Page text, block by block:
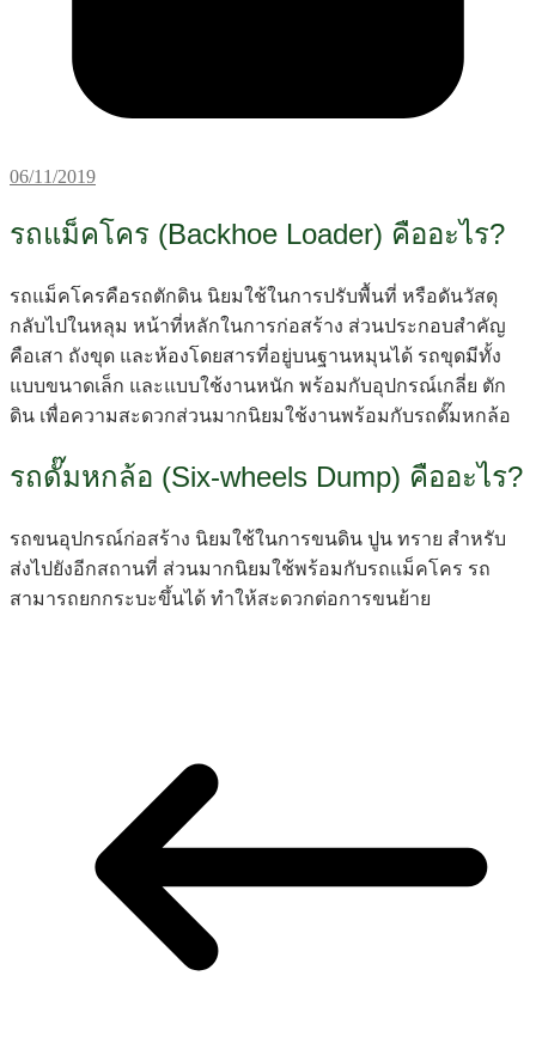
06/11/2019
รถแม็คโคร (Backhoe Loader) คืออะไร?
รถแม็คโครคือรถตักดิน นิยมใช้ในการปรับพื้นที่ หรือดันวัสดุ
กลับไปในหลุม หน้าที่หลักในการก่อสร้าง ส่วนประกอบสำคัญ
คือเสา ถังขุด และห้องโดยสารที่อยู่บนฐานหมุนได้ รถขุดมีทั้ง
แบบขนาดเล็ก และแบบใช้งานหนัก พร้อมกับอุปกรณ์เกลี่ย ตัก
ดิน เพื่อความสะดวกส่วนมากนิยมใช้งานพร้อมกับรถดั๊มหกล้อ
รถดั๊มหกล้อ (Six-wheels Dump) คืออะไร?
รถขนอุปกรณ์ก่อสร้าง นิยมใช้ในการขนดิน ปูน ทราย สำหรับ
ส่งไปยังอีกสถานที่ ส่วนมากนิยมใช้พร้อมกับรถแม็คโคร รถ
สามารถยกกระบะขึ้นได้ ทำให้สะดวกต่อการขนย้าย